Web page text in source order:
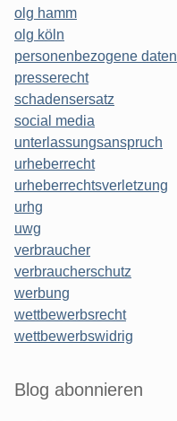
olg hamm
olg köln
personenbezogene daten
presserecht
schadensersatz
social media
unterlassungsanspruch
urheberrecht
urheberrechtsverletzung
urhg
uwg
verbraucher
verbraucherschutz
werbung
wettbewerbsrecht
wettbewerbswidrig
Blog abonnieren